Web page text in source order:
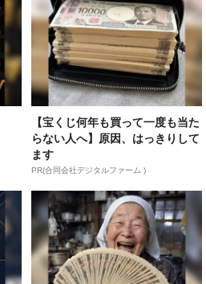
【宝くじ何年も買って一度も当た
らない人へ】原因、はっきりして
ます
PR(合同会社デジタルファーム )